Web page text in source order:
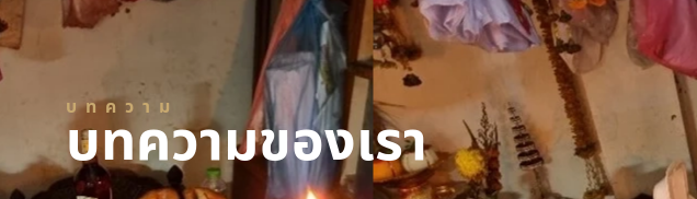
บทความ
บทความของเรา